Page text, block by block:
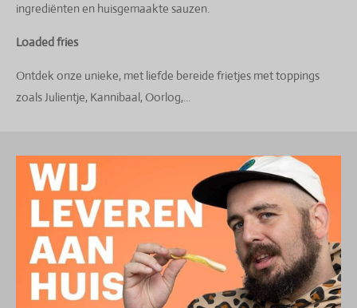
ingrediënten en huisgemaakte sauzen.
Loaded fries
Ontdek onze unieke, met liefde bereide frietjes met toppings
zoals Julientje, Kannibaal, Oorlog,...